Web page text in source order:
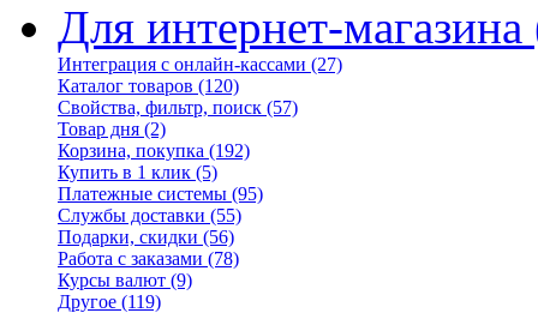
Для интернет-магазина
Интеграция с онлайн-кассами (27)
Каталог товаров (120)
Свойства, фильтр, поиск (57)
Товар дня (2)
Корзина, покупка (192)
Купить в 1 клик (5)
Платежные системы (95)
Службы доставки (55)
Подарки, скидки (56)
Работа с заказами (78)
Курсы валют (9)
Другое (119)